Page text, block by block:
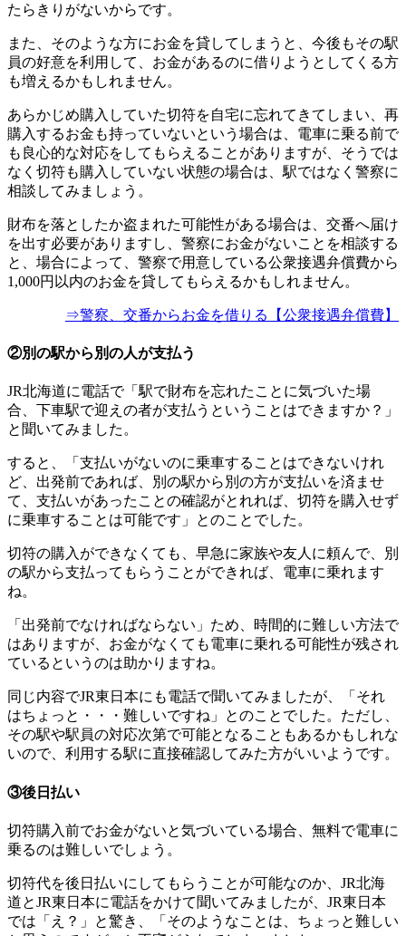
たらきりがないからです。
また、そのような方にお金を貸してしまうと、今後もその駅
員の好意を利用して、お金があるのに借りようとしてくる方
も増えるかもしれません。
あらかじめ購入していた切符を自宅に忘れてきてしまい、再
購入するお金も持っていないという場合は、電車に乗る前で
も良心的な対応をしてもらえることがありますが、そうでは
なく切符も購入していない状態の場合は、駅ではなく警察に
相談してみましょう。
財布を落としたか盗まれた可能性がある場合は、交番へ届け
を出す必要がありますし、警察にお金がないことを相談する
と、場合によって、警察で用意している公衆接遇弁償費から
1,000円以内のお金を貸してもらえるかもしれません。
⇒警察、交番からお金を借りる【公衆接遇弁償費】
②別の駅から別の人が支払う
JR北海道に電話で「駅で財布を忘れたことに気づいた場
合、下車駅で迎えの者が支払うということはできますか？」
と聞いてみました。
すると、「支払いがないのに乗車することはできないけれ
ど、出発前であれば、別の駅から別の方が支払いを済ませ
て、支払いがあったことの確認がとれれば、切符を購入せず
に乗車することは可能です」とのことでした。
切符の購入ができなくても、早急に家族や友人に頼んで、別
の駅から支払ってもらうことができれば、電車に乗れます
ね。
「出発前でなければならない」ため、時間的に難しい方法で
はありますが、お金がなくても電車に乗れる可能性が残され
ているというのは助かりますね。
同じ内容でJR東日本にも電話で聞いてみましたが、「それ
はちょっと・・・難しいですね」とのことでした。ただし、
その駅や駅員の対応次第で可能となることもあるかもしれな
いので、利用する駅に直接確認してみた方がいいようです。
③後日払い
切符購入前でお金がないと気づいている場合、無料で電車に
乗るのは難しいでしょう。
切符代を後日払いにしてもらうことが可能なのか、JR北海
道とJR東日本に電話をかけて聞いてみましたが、JR東日本
では「え？」と驚き、「そのようなことは、ちょっと難しい